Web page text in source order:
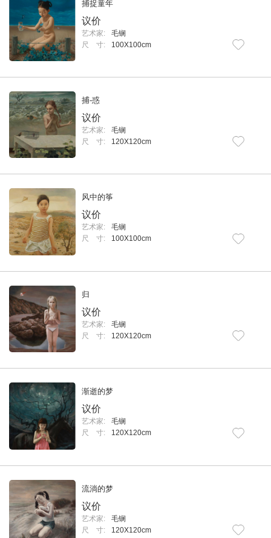
捕捉童年
议价
艺术家:
毛锎
尺 寸:
100X100cm
捕-惑
议价
艺术家:
毛锎
尺 寸:
120X120cm
风中的筝
议价
艺术家:
毛锎
尺 寸:
100X100cm
归
议价
艺术家:
毛锎
尺 寸:
120X120cm
渐逝的梦
议价
艺术家:
毛锎
尺 寸:
120X120cm
流淌的梦
议价
艺术家:
毛锎
尺 寸:
120X120cm